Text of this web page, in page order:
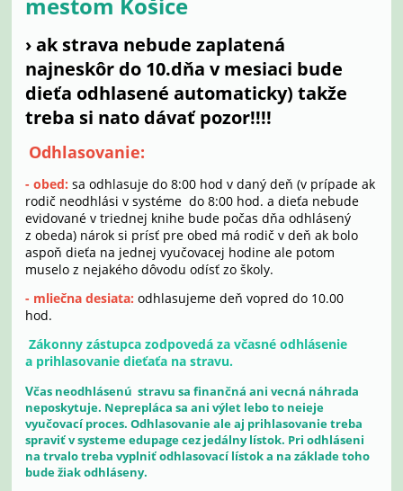
› ak strava nebude zaplatená
najneskôr do 10.dňa v mesiaci bude
dieťa odhlasené automaticky) takže
treba si nato dávať pozor!!!!
Odhlasovanie:
- obed:sa odhlasuje do 8:00 hod v daný deň (v prípade ak
rodič neodhlási v systéme do 8:00 hod. a dieťa nebude
evidované v triednej knihe bude počas dňa odhlásený
z obeda) nárok si prísť pre obed má rodič v deň ak bolo
aspoň dieťa na jednej vyučovacej hodine ale potom
muselo z nejakého dôvodu odísť zo školy.
- mliečna desiata:odhlasujeme deň vopred do 10.00
hod.
Zákonny zástupca zodpovedá za včasné odhlásenie
a prihlasovanie dieťaťa na stravu.
Včas neodhlásenú stravu sa finančná ani vecná náhrada
neposkytuje. Neprepláca sa ani výlet lebo to neieje
vyučovací proces. Odhlasovanie ale aj prihlasovanie treba
spraviť v systeme edupage cez jedálny lístok. Pri odhláseni
na trvalo treba vyplniť odhlasovací lístok a na základe toho
bude žiak odhláseny.